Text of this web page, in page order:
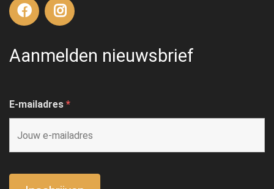
Aanmelden nieuwsbrief
E-mailadres *